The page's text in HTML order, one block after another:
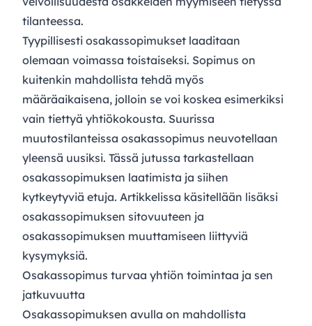
tilanteessa.
Tyypillisesti osakassopimukset laaditaan
olemaan voimassa toistaiseksi. Sopimus on
kuitenkin mahdollista tehdä myös
määräaikaisena, jolloin se voi koskea esimerkiksi
vain tiettyä yhtiökokousta. Suurissa
muutostilanteissa osakassopimus neuvotellaan
yleensä uusiksi. Tässä jutussa tarkastellaan
osakassopimuksen laatimista ja siihen
kytkeytyviä etuja. Artikkelissa käsitellään lisäksi
osakassopimuksen sitovuuteen ja
osakassopimuksen muuttamiseen liittyviä
kysymyksiä.
Osakassopimus turvaa yhtiön toimintaa ja sen
jatkuvuutta
Osakassopimuksen avulla on mahdollista